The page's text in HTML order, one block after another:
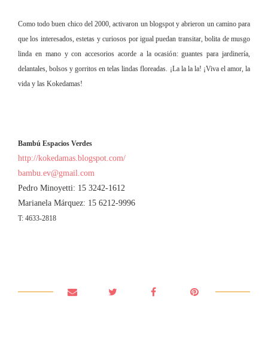
Como todo buen chico del 2000, activaron un blogspot y abrieron un camino para
que los interesados, estetas y curiosos por igual puedan transitar, bolita de musgo
linda en mano y con accesorios acorde a la ocasión: guantes para jardinería,
delantales, bolsos y gorritos en telas lindas floreadas. ¡La la la la! ¡Viva el amor, la
vida y las Kokedamas!
Bambú Espacios Verdes
http://kokedamas.blogspot.com/
bambu.ev@gmail.com
Pedro Minoyetti: 15 3242-1612
Marianela Márquez: 15 6212-9996
T: 4633-2818